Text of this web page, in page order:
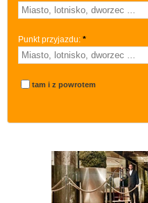
Punkt przyjazdu: *
tam i z powrotem